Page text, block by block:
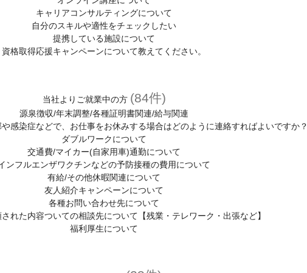
キャリアコンサルティングについて
自分のスキルや適性をチェックしたい
提携している施設について
資格取得応援キャンペーンについて教えてください。
当社よりご就業中の方 (84件)
源泉徴収/年末調整/各種証明書関連/給与関連
感染症などで、お仕事をお休みする場合はどのように連絡すればよいですか？
ダブルワークについて
交通費/マイカー(自家用車)通勤について
ンフルエンザワクチンなどの予防接種の費用について
有給/その他休暇関連について
友人紹介キャンペーンについて
各種お問い合わせ先について
れた内容ついての相談先について【残業・テレワーク・出張など】
福利厚生について